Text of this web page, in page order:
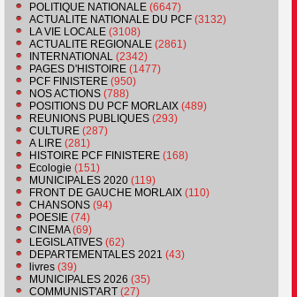
POLITIQUE NATIONALE (6647)
ACTUALITE NATIONALE DU PCF (3132)
LA VIE LOCALE (3108)
ACTUALITE REGIONALE (2861)
INTERNATIONAL (2342)
PAGES D'HISTOIRE (1477)
PCF FINISTERE (950)
NOS ACTIONS (788)
POSITIONS DU PCF MORLAIX (489)
REUNIONS PUBLIQUES (293)
CULTURE (287)
A LIRE (281)
HISTOIRE PCF FINISTERE (168)
Ecologie (151)
MUNICIPALES 2020 (119)
FRONT DE GAUCHE MORLAIX (110)
CHANSONS (94)
POESIE (74)
CINEMA(69)
LEGISLATIVES (62)
DEPARTEMENTALES 2021 (43)
livres (39)
MUNICIPALES 2026 (35)
COMMUNIST'ART (27)